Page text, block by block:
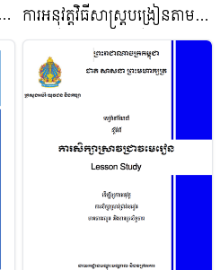
ការអនុវត្តវិធីសាស្ត្របង្រៀនតាម
បែបវិធីវិទ្យាសាស្ត្រ លើមុខវិជ្ជា
ជីវវិទ្យា